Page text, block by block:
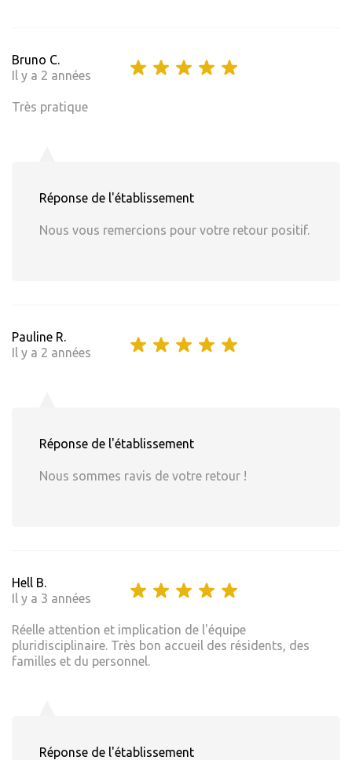
Bruno C.
Il y a 2 années
Très pratique
Réponse de l'établissement
Nous vous remercions pour votre retour positif.
Pauline R.
Il y a 2 années
Réponse de l'établissement
Nous sommes ravis de votre retour !
Hell B.
Il y a 3 années
Réelle attention et implication de l'équipe
pluridisciplinaire. Très bon accueil des résidents, des
familles et du personnel.
Réponse de l'établissement